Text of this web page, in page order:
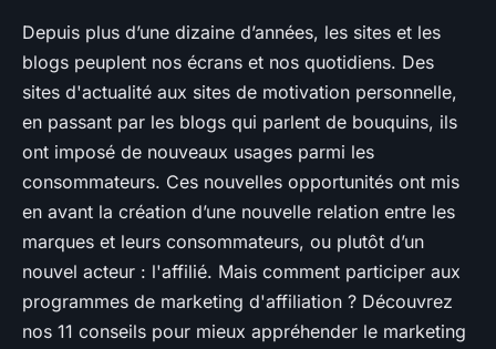
Comment rentabiliser votre
site grâce à l'affiliation
Jean•12 mars 2018• 4 min de lecture
Depuis plus d’une dizaine d’années, les sites et les
blogs peuplent nos écrans et nos quotidiens. Des
sites d'actualité aux sites de motivation personnelle,
en passant par les blogs qui parlent de bouquins, ils
ont imposé de nouveaux usages parmi les
consommateurs. Ces nouvelles opportunités ont mis
en avant la création d’une nouvelle relation entre les
marques et leurs consommateurs, ou plutôt d’un
nouvel acteur : l'affilié. Mais comment participer aux
programmes de marketing d'affiliation ? Découvrez
nos 11 conseils pour mieux appréhender le marketing